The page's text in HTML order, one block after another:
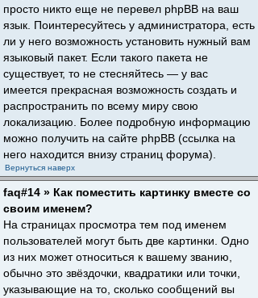
просто никто еще не перевел phpBB на ваш
язык. Поинтересуйтесь у администратора, есть
ли у него возможность установить нужный вам
языковый пакет. Если такого пакета не
существует, то не стесняйтесь — у вас
имеется прекрасная возможность создать и
распространить по всему миру свою
локализацию. Более подробную информацию
можно получить на сайте phpBB (ссылка на
него находится внизу страниц форума).
Вернуться наверх
faq#14 » Как поместить картинку вместе со
своим именем?
На страницах просмотра тем под именем
пользователей могут быть две картинки. Одно
из них может относиться к вашему званию,
обычно это звёздочки, квадратики или точки,
указывающие на то, сколько сообщений вы